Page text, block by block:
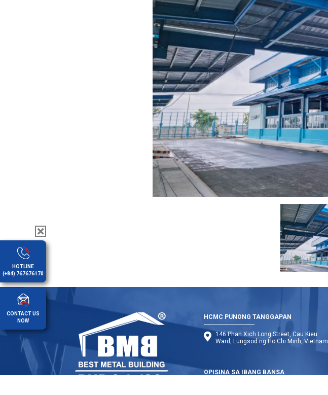
HCMC PUNONG TANGGAPAN
146 Phan Xich Long Street, Cau Kieu
Ward, Lungsod ng Ho Chi Minh, Vietnam
OPISINA SA IBANG BANSA
HOTLINE
(+84) 767676170
CONTACT US
NOW